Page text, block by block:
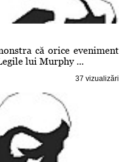
că orice eveniment
lui Murphy ...
37 vizualizări